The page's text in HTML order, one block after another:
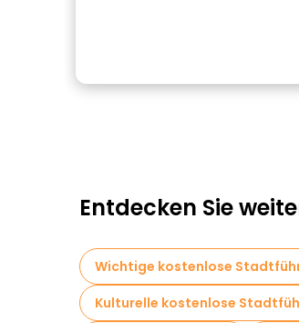
Entdecken Sie
Wichtige kostenlose
Kulturelle kostenlose